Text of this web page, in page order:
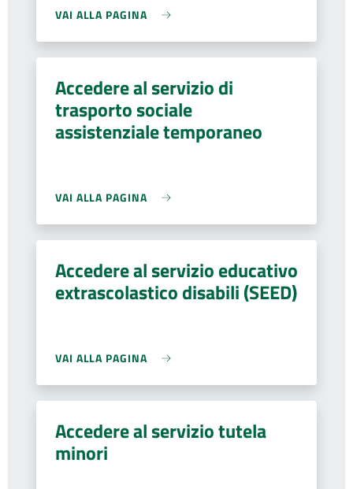
VAI ALLA PAGINA
Accedere al servizio di
trasporto sociale
assistenziale temporaneo
VAI ALLA PAGINA
Accedere al servizio educativo
extrascolastico disabili (SEED)
VAI ALLA PAGINA
Accedere al servizio tutela
minori